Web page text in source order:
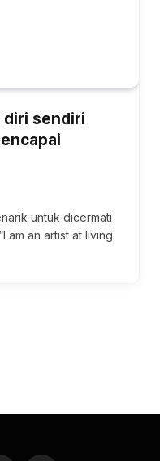
diri sendiri
untuk dicermati
am an artist at living